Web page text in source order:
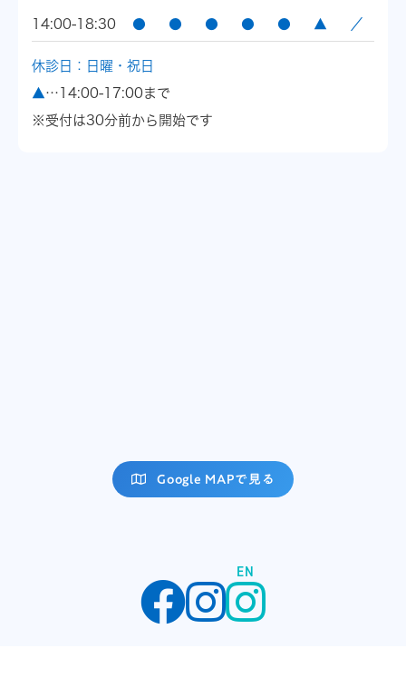
14:00-18:30 ● ● ● ● ● ▲ ／
休診日：日曜・祝日
▲…14:00-17:00まで
※受付は30分前から開始です
Google MAPで見る
EN